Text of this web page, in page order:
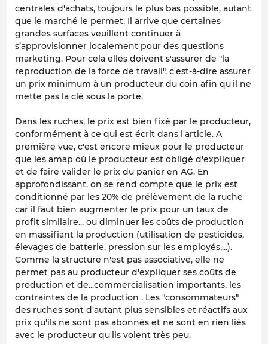
centrales d'achats, toujours le plus bas possible, autant
que le marché le permet. Il arrive que certaines
grandes surfaces veuillent continuer à
s’approvisionner localement pour des questions
marketing. Pour cela elles doivent s'assurer de "la
reproduction de la force de travail", c'est-à-dire assurer
un prix minimum à un producteur du coin afin qu'il ne
mette pas la clé sous la porte.
Dans les ruches, le prix est bien fixé par le producteur,
conformément à ce qui est écrit dans l'article. A
première vue, c'est encore mieux pour le producteur
que les amap où le producteur est obligé d'expliquer
et de faire valider le prix du panier en AG. En
approfondissant, on se rend compte que le prix est
conditionné par les 20% de prélèvement de la ruche
car il faut bien augmenter le prix pour un taux de
profit similaire... ou diminuer les coûts de production
en massifiant la production (utilisation de pesticides,
élevages de batterie, pression sur les employés,...).
Comme la structure n'est pas associative, elle ne
permet pas au producteur d'expliquer ses coûts de
production et de...commercialisation importants, les
contraintes de la production . Les "consommateurs"
des ruches sont d'autant plus sensibles et réactifs aux
prix qu'ils ne sont pas abonnés et ne sont en rien liés
avec le producteur qu'ils voient très peu.